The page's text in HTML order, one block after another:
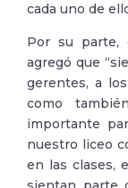
cada uno de
Por su parte,
agregó que
gerentes, a
como
importante
nuestro liceo
en las clases,